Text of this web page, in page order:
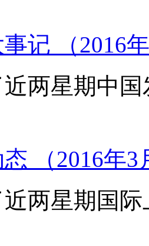
记 （2016
两星期中
（2016年
两星期国